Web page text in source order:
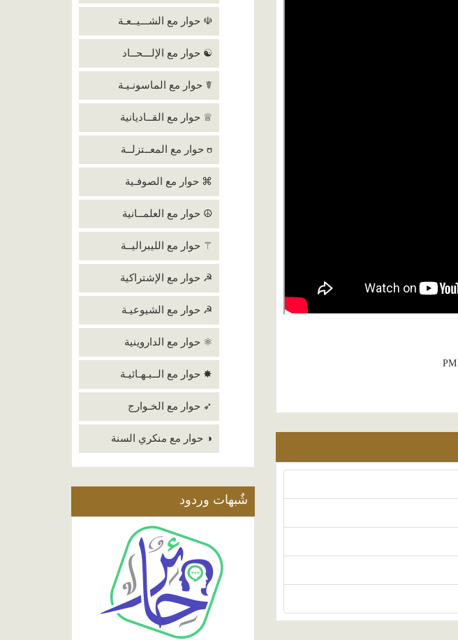
☫ حوار مع الشـــيــعـة
☯ حوار مع الإلـــحــاد
☤ حوار مع الماسونـيـة
♕ حوار مع القــاديانية
ʊ حوار مع المعــتزلــة
⌘ حوار مع الصوفـية
☮ حوار مع العلمــانية
⚚ حوار مع الليبراليــة
☭ حوار مع الإشتراكية
☭ حوار مع الشيوعيـة
⚛ حوار مع الداروينية
✸ حوار مع الــبـهـائيـة
➶ حوار مع الخـوارج
◑ حوار مع منكري السنة
شٌبهات وردود